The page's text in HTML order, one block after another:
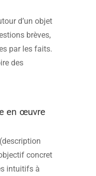
d’un objet
brèves,
par les faits.
des
en œuvre
concret
intuitifs à